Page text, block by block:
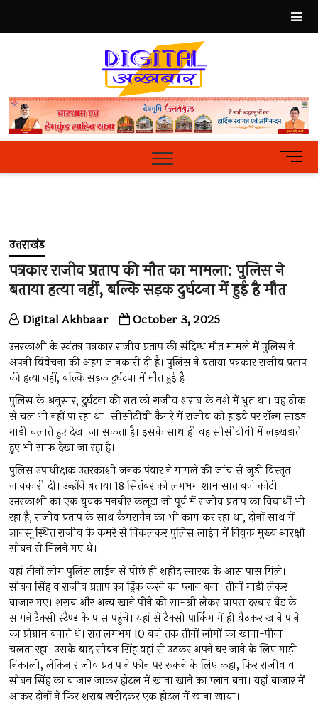
content
Hindi
News
PortalM
e
t
o
n
उत्तराखंड
पत्रकार राजीव प्रताप की मौत का मामला: पुलिस ने
बताया हत्या नहीं, बल्कि सड़क दुर्घटना में हुई है मौत
Digital Akhbaar October 3, 2025
उत्तरकाशी के स्वंतत्र पत्रकार राजीव प्रताप की संदिग्ध मौत मामले में पुलिस ने
अपनी विवेचना की अहम जानकारी दी है। पुलिस ने बताया पत्रकार राजीव प्रताप
की हत्या नहीं, बल्कि सड़क दुर्घटना में मौत हुई है।
पुलिस के अनुसार, दुर्घटना की रात को राजीव शराब के नशे में धुत था। वह ठीक
से चल भी नहीं पा रहा था। सीसीटीवी कैमरे में राजीव को हाइवे पर रॉन्ग साइड
गाड़ी चलाते हुए देखा जा सकता है। इसके साथ ही वह सीसीटीवी में लड़खड़ाते
हुए भी साफ देखा जा रहा है।
पुलिस उपाधीक्षक उत्तरकाशी जनक पंवार ने मामले की जांच से जुड़ी विस्तृत
जानकारी दी। उन्होंने बताया 18 सितंबर को लगभग शाम सात बजे कोटी
उत्तरकाशी का एक युवक मनबीर कलूड़ा जो पूर्व में राजीव प्रताप का विद्यार्थी भी
रहा है, राजीव प्रताप के साथ कैमरामैन का भी काम कर रहा था, दोनों साथ में
ज्ञानसू स्थित राजीव के कमरे से निकलकर पुलिस लाईन में नियुक्त मुख्य आरक्षी
सोबन से मिलने गए थे।
यहां तीनों लोग पुलिस लाईन से पीछे ही शहीद स्मारक के आस पास मिले।
सोबन सिंह व राजीव प्रताप का ड्रिंक करने का प्लान बना। तीनों गाड़ी लेकर
बाजार गए। शराब और अन्य खाने पीने की सामग्री लेकर वापस दरबार बैंड के
सामने टैक्सी स्टैण्ड के पास पहुंचे। यहां से टैक्सी पार्किंग में ही बैठकर खाने पाने
का प्रोग्राम बनाते थे। रात लगभग 10 बजे तक तीनों लोगों का खाना-पीना
चलता रहा। उसके बाद सोबन सिंह वहां से उठकर अपने घर जाने के लिए गाड़ी
निकाली, लेकिन राजीव प्रताप ने फोन पर रूकने के लिए कहा, फिर राजीव व
सोबन सिंह का बाजार जाकर होटल में खाना खाने का प्लान बना। यहां बाजार में
आकर दोनों ने फिर शराब खरीदकर एक होटल में खाना खाया।